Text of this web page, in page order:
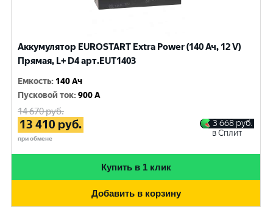
Аккумулятор EUROSTART Extra Power (140 Ач, 12 V)
Прямая, L+ D4 арт.EUT1403
Емкость: 140 Ач
Пусковой ток:900 A
14 670руб.
13 410 руб.
при обмене
3 668 руб.
в Сплит
Купить в 1 клик
Добавить в корзину